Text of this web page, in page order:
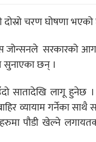
चरण घोषणा
जोन्सनले सरकारको
सुनाएका छन् ।
सातादेखि लागू
व्यायाम गर्नेका साथै
पौडी खेल्ने